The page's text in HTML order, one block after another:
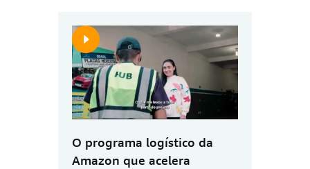
O programa logístico da
Amazon que acelera